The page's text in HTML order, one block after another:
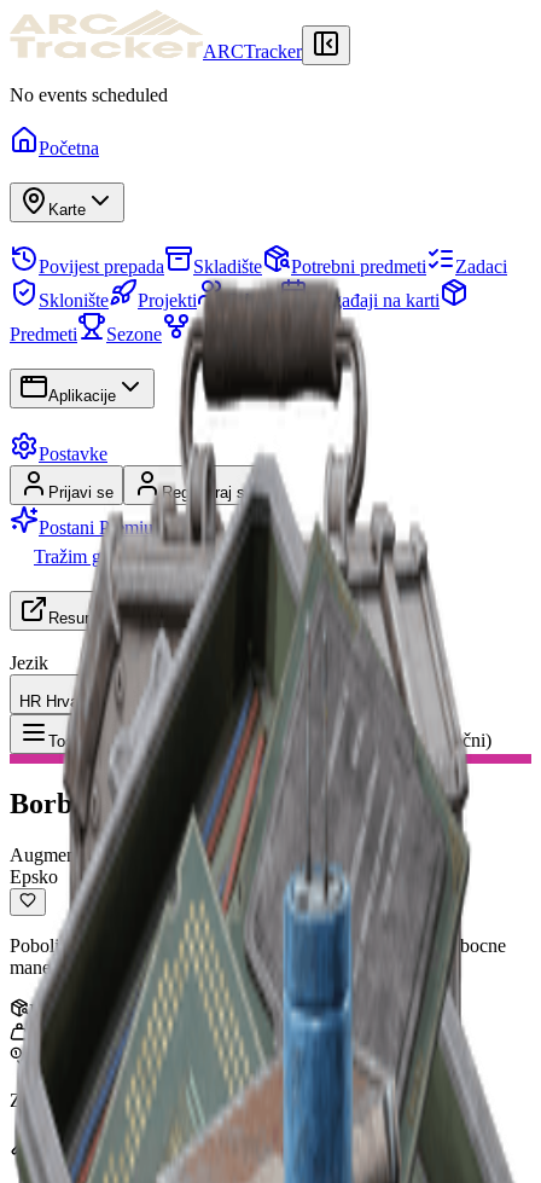
ARCTracker
No events scheduled
Početna
Karte
Povijest prepada Skladište Potrebni predmeti
Zadaci
Sklonište
Projekti Odredi
Događaji na karti
Predmeti
Sezone Stablo vještina
Aplikacije
Postavke
Prijavi se Registriraj se
Postani Premium
Tražim grupu
Resursi
Jezik
HR Hrvatski
Toggle Menu Predmet Borbeni Mk. 3 (Bočni)
Borbeni Mk. 3 (Bočni)
Augmentacija
Epsko
Poboljsana verzija Combat II augmentacije. Dizajnirana za bocne
manevre s poboljsanom pokretljivoscu.
Hrpa
kg
Zadnje ažuriranje:Mar 17, 2026
Efekti